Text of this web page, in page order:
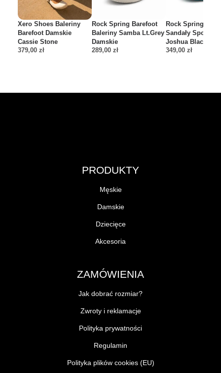
Xero Shoes Baleriny
Barefoot Damskie
Cassie Stone
379,00 zł
Rock Spring Barefoot
Baleriny Samba Lt.Grey
Damskie
289,00 zł
Rock Spring
Sandały Sportowe
Joshua Black
349,00 zł
PRODUKTY
Męskie
Damskie
Dziecięce
Akcesoria
ZAMÓWIENIA
Jak dobrać rozmiar?
Zwroty i reklamacje
Polityka prywatności
Regulamin
Polityka plików cookies (EU)